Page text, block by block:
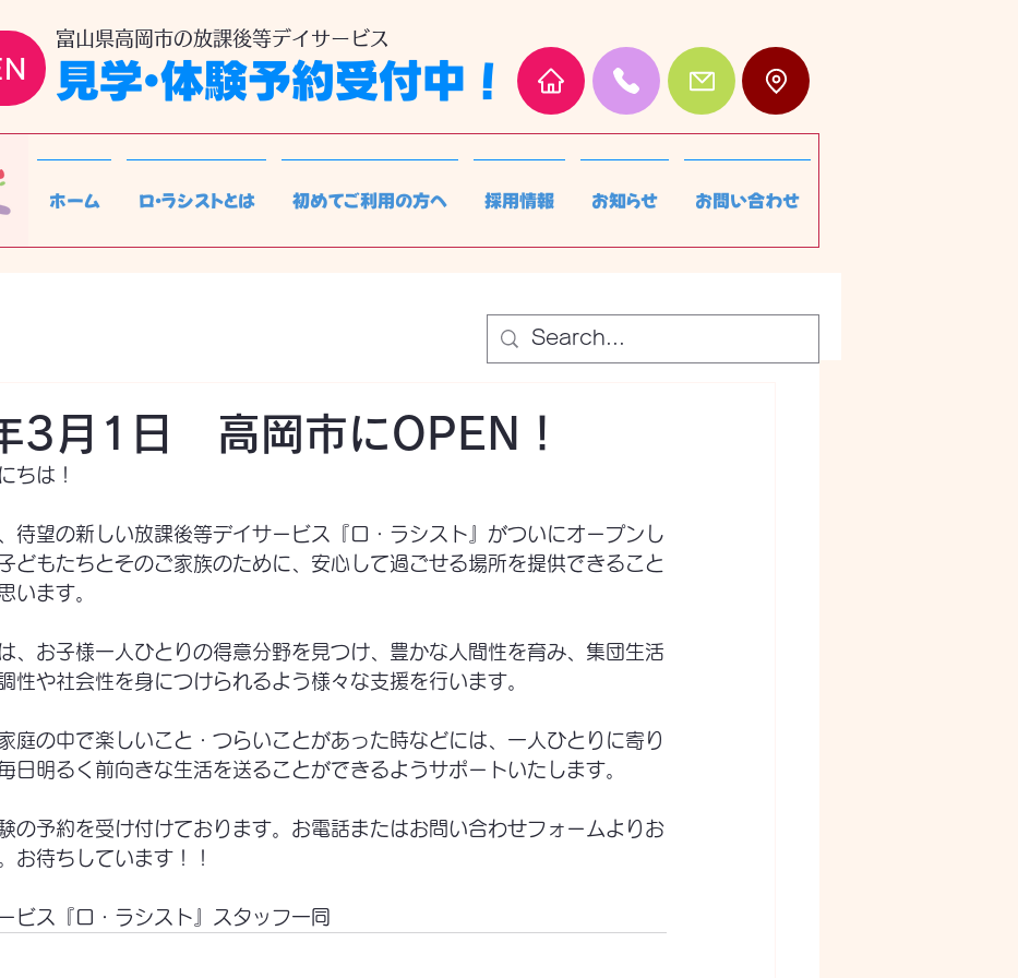
見学・体験予約受付中！
ホーム ロ・ラシストとは 初めてご利用の方へ 採用情報 お知らせ お問い合わせ
3月1日 高岡市にOPEN！
ちは！
待望の新しい放課後等デイサービス『ロ・ラシスト』がついにオープンし
どもたちとそのご家族のために、安心して過ごせる場所を提供できること
います。
、お子様一人ひとりの得意分野を見つけ、豊かな人間性を育み、集団生活
性や社会性を身につけられるよう様々な支援を行います。
庭の中で楽しいこと・つらいことがあった時などには、一人ひとりに寄り
日明るく前向きな生活を送ることができるようサポートいたします。
の予約を受け付けております。お電話またはお問い合わせフォームよりお
お待ちしています！！
ビス『ロ・ラシスト』スタッフ一同
​富山県高岡市の放課後等デイサービス